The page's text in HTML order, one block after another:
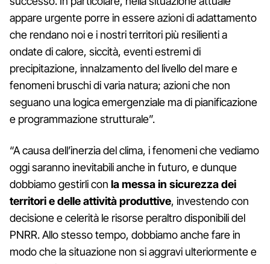
appare urgente porre in essere azioni di adattamento
che rendano noi e i nostri territori più resilienti a
ondate di calore, siccità, eventi estremi di
precipitazione, innalzamento del livello del mare e
fenomeni bruschi di varia natura; azioni che non
seguano una logica emergenziale ma di pianificazione
e programmazione strutturale”.
“A causa dell’inerzia del clima, i fenomeni che vediamo
oggi saranno inevitabili anche in futuro, e dunque
dobbiamo gestirli con la messa in sicurezza dei
territori e delle attività produttive, investendo con
decisione e celerità le risorse peraltro disponibili del
PNRR. Allo stesso tempo, dobbiamo anche fare in
modo che la situazione non si aggravi ulteriormente e